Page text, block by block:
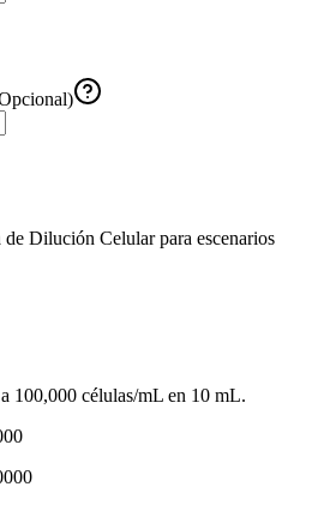
Dilución Celular para escenarios
100,000 células/mL en 10 mL.